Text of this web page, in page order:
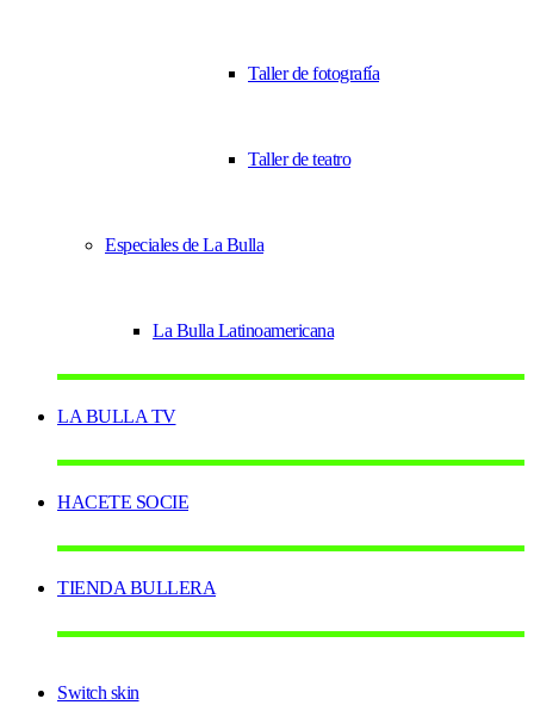
Taller de fotografía
Taller de teatro
Especiales de La Bulla
La Bulla Latinoamericana
LA BULLA TV
HACETE SOCIE
TIENDA BULLERA
Switch skin